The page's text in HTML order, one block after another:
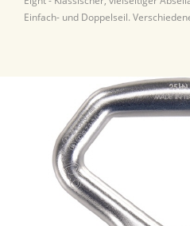
Einfach- und Doppelseil.